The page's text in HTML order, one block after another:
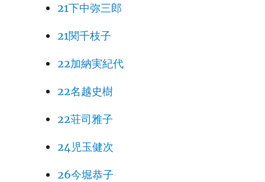
21下中弥三郎
21関千枝子
22加納実紀代
22名越史樹
22荘司雅子
24児玉健次
26今堀恭子